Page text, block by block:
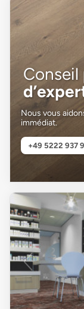
Conseil
Nous vous
immédiat.
+49 5222 937